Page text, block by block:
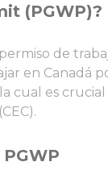
(PGWP)?
de
en Canadá
cual es